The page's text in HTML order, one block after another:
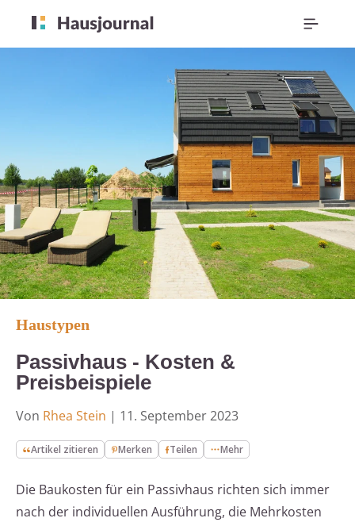
Haustypen
Passivhaus - Kosten &
Preisbeispiele
Von Rhea Stein | 11. September 2023
Artikel zitieren Merken Teilen Mehr
Die Baukosten für ein Passivhaus richten sich immer
nach der individuellen Ausführung, die Mehrkosten